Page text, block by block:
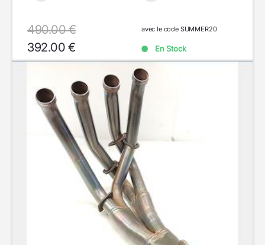
490.00 €
392.00 €
avec le code SUMMER20
En Stock